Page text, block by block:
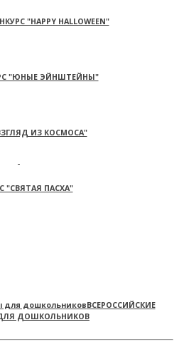
"HAPPY HALLOWEEN"
"ЮНЫЕ ЭЙНШТЕЙНЫ"
ИЗ КОСМОСА"
"СВЯТАЯ ПАСХА"
ВСЕРОССИЙСКИЕ
ДОШКОЛЬНИКОВ